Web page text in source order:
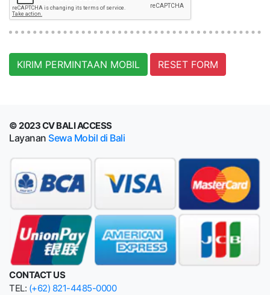
KIRIM PERMINTAAN MOBIL RESET FORM
© 2023 CV BALI ACCESS
Layanan Sewa Mobil di Bali
CONTACT US
TEL: (+62) 821-4485-0000